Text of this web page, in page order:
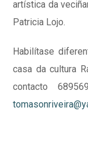
artística da
Patricia Lojo.
Habilítase
casa da cultura
contacto